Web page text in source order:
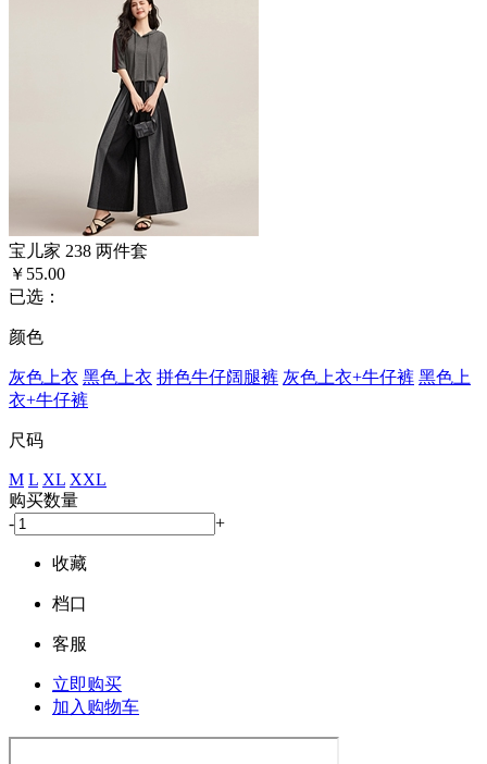
宝儿家 238 两件套
￥55.00
已选：
颜色
灰色上衣 黑色上衣 拼色牛仔阔腿裤 灰色上衣+牛仔裤 黑色上
衣+牛仔裤
尺码
M L XL XXL
购买数量
-
+
收藏
档口
客服
立即购买
加入购物车